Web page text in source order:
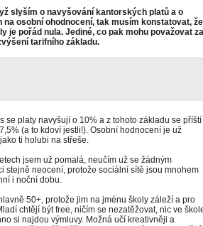
slyším o navyšování kantorských platů a o
osobní ohodnocení, tak musím konstatovat, že
je pořád nula. Jediné, co pak mohu považovat za
tarifního základu.
se platy navyšují o 10% a z tohoto základu se příští
(a to kdoví jestli!). Osobní hodnocení je už
ti holubi na střeše.
jsem už pomalá, neučím už se žádným
stejně neocení, protože sociální sítě jsou mnohem
i noční dobu.
50+, protože jim na jménu školy záleží a pro
chtějí být free, ničím se nezatěžovat, nic ve
si najdou výmluvy. Možná učí kreativněji a